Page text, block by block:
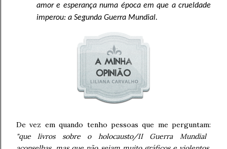
amor e esperança numa época em que a crueldade
imperou: a Segunda Guerra Mundial.
De vez em quando tenho pessoas que me perguntam:
"que livros sobre o holocausto/II Guerra Mundial